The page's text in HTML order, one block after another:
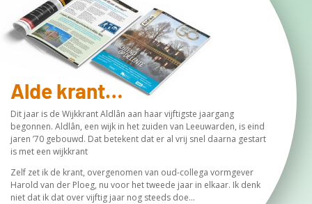
Alde krant…
Dit jaar is de Wijkkrant Aldlân aan haar vijftigste jaargang
begonnen. Aldlân, een wijk in het zuiden van Leeuwarden, is eind
jaren ’70 gebouwd. Dat betekent dat er al vrij snel daarna gestart
is met een wijkkrant
Zelf zet ik de krant, overgenomen van oud-collega vormgever
Harold van der Ploeg, nu voor het tweede jaar in elkaar. Ik denk
niet dat ik dat over vijftig jaar nog steeds doe…